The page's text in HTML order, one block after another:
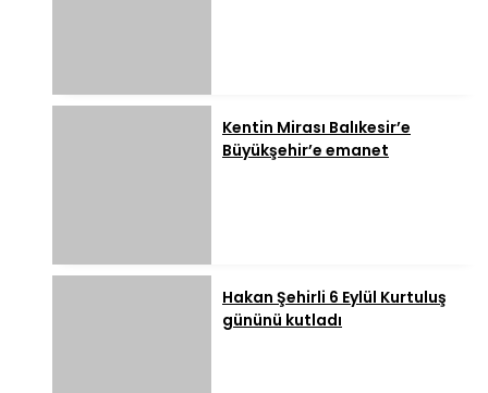
Kentin Mirası Balıkesir’e
Büyükşehir’e emanet
Hakan Şehirli 6 Eylül Kurtuluş
gününü kutladı